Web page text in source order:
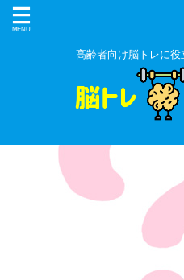
高齢者向け脳トレに役